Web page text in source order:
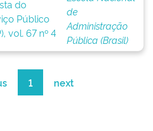
do
Público
vol. 67 nº 4
de
Administração
Pública (Brasil)
1 next